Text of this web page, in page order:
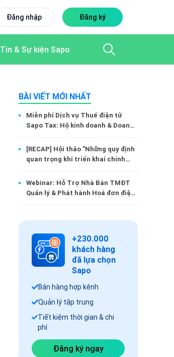
Đăng nhập Đăng ký
Tin & Sự kiện Sapo
BÀI VIẾT MỚI NHẤT
Miễn phí Dịch vụ Thuế điện tử
Sapo Tax: Hộ kinh doanh & Doanh
nghiệp kê khai thuế nhanh chóng,
chính xác
[RECAP] Hội thảo "Những quy định
quan trọng khi triển khai chính
sách thuế mới - Thuế và hóa đơn
điện tử trong TMĐT và bán hàng
đa kênh
Webinar: Hỗ Trợ Nhà Bán TMĐT
Quản lý & Phát hành Hoá đơn điện
tử
+230.000
khách hàng
đã lựa chọn
Sapo
Bán hàng hợp kênh
Quản lý tập trung
Tiết kiệm thời gian & chi
phí
Đăng ký ngay